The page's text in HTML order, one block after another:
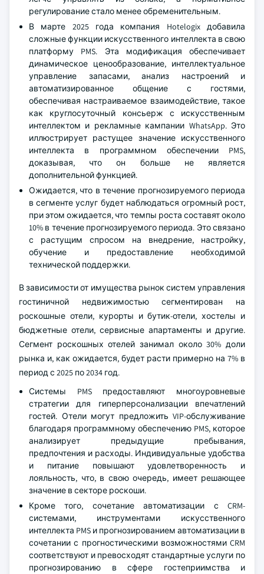
регулирование стало менее обременительным.
В марте 2025 года компания Hotelogix добавила
сложные функции искусственного интеллекта в свою
платформу PMS. Эта модификация обеспечивает
динамическое ценообразование, интеллектуальное
управление запасами, анализ настроений и
автоматизированное общение с гостями,
обеспечивая настраиваемое взаимодействие, такое
как круглосуточный консьерж с искусственным
интеллектом и рекламные кампании WhatsApp. Это
иллюстрирует растущее значение искусственного
интеллекта в программном обеспечении PMS,
доказывая, что он больше не является
дополнительной функцией.
Ожидается, что в течение прогнозируемого периода
в сегменте услуг будет наблюдаться огромный рост,
при этом ожидается, что темпы роста составят около
10% в течение прогнозируемого периода. Это связано
с растущим спросом на внедрение, настройку,
обучение и предоставление необходимой
технической поддержки.
В зависимости от имущества рынок систем управления
гостиничной недвижимостью сегментирован на
роскошные отели, курорты и бутик-отели, хостелы и
бюджетные отели, сервисные апартаменты и другие.
Сегмент роскошных отелей занимал около 30% доли
рынка и, как ожидается, будет расти примерно на 7% в
период с 2025 по 2034 год.
Системы PMS предоставляют многоуровневые
стратегии для гиперперсонализации впечатлений
гостей. Отели могут предложить VIP-обслуживание
благодаря программному обеспечению PMS, которое
анализирует предыдущие пребывания,
предпочтения и расходы. Индивидуальные удобства
и питание повышают удовлетворенность и
лояльность, что, в свою очередь, имеет решающее
значение в секторе роскоши.
Кроме того, сочетание автоматизации с CRM-
системами, инструментами искусственного
интеллекта PMS и прогнозированием автоматизации в
сочетании с прогностическими возможностями CRM
соответствуют и превосходят стандартные услуги по
прогнозированию в сфере гостеприимства и